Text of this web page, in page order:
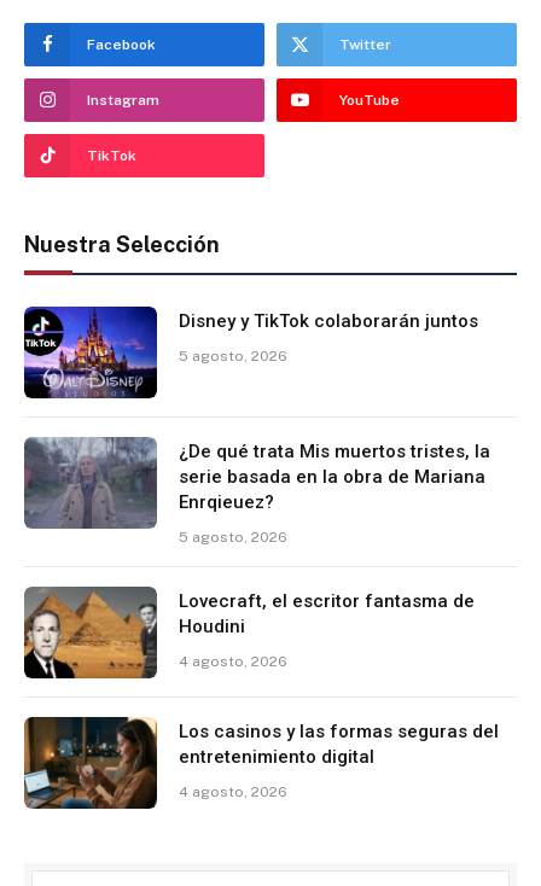
Facebook Twitter
Instagram YouTube
TikTok
Nuestra Selección
Disney y TikTok colaborarán juntos
5 agosto, 2026
¿De qué trata Mis muertos tristes, la
serie basada en la obra de Mariana
Enrqieuez?
5 agosto, 2026
Lovecraft, el escritor fantasma de
Houdini
4 agosto, 2026
Los casinos y las formas seguras del
entretenimiento digital
4 agosto, 2026